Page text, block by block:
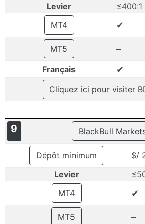
Levier
≤400:1
MT4
✔
MT5 –
Français ✔
Cliquez ici pour visiter
9 BlackBull
Dépôt minimum
$/
Levier
MT4
✔
MT5 –